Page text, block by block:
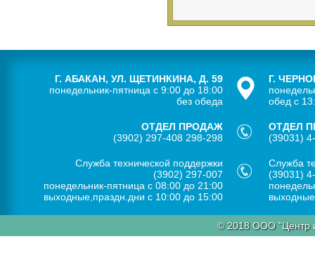
Г. АБАКАН, УЛ. ЩЕТИНКИНА, Д. 59
понедельник-пятница с 9:00 до 18:00
без обеда
ОТДЕЛ ПРОДАЖ
(3902) 297-408 298-298
Служба технической поддержки
(3902) 297-007
понедельник-пятница с 08:00 до 21:00
выходные,праздн.дни с 10:00 до 15:00
Г.
обед с
ОТДЕЛ
(39031)
Служба
(39031)
© 2018 ООО "Центр